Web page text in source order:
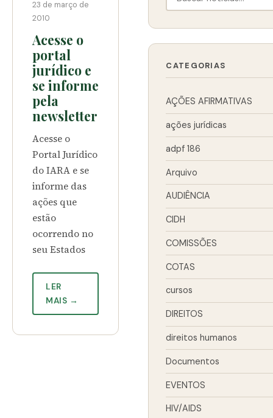
23 de março de
2010
Acesse o
portal
jurídico e
se informe
pela
newsletter
Acesse o
Portal Jurídico
do IARA e se
informe das
ações que
estão
ocorrendo no
seu Estados
LER
MAIS →
CATEGORIAS
AÇÕES AFIRMATIVAS
ações jurídicas
adpf 186
Arquivo
AUDIÊNCIA
CIDH
COMISSÕES
COTAS
cursos
DIREITOS
direitos humanos
Documentos
EVENTOS
HIV/AIDS